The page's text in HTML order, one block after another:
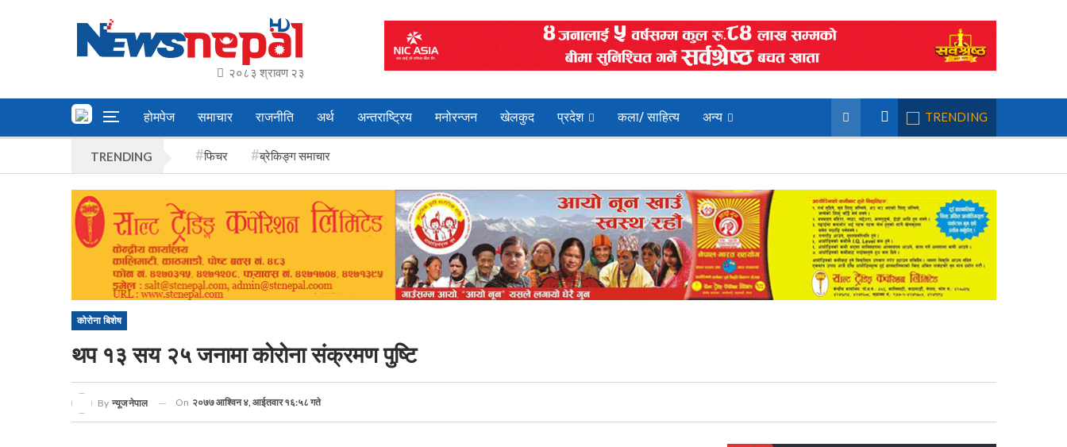
२०८३ श्रावण २३
होमपेज समाचार राजनीति अर्थ अन्तराष्ट्रिय मनोरन्जन खेलकुद प्रदेश कला/ साहित्य अन्य TRENDING
TRENDING फिचर ब्रेकिङ्ग समाचार
कोरोना बिशेष
थप १३ सय २५ जनामा कोरोना संक्रमण पुष्टि
By न्यूज नेपाल On २०७७ आश्विन ४, आईतवार १६:५८ गते